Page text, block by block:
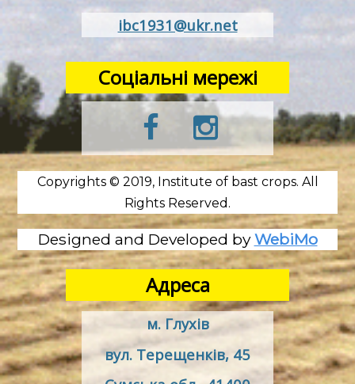
ibc1931@ukr.net
Соціальні мережі
Copyrights © 2019, Institute of bast crops. All
Rights Reserved.
Designed and Developed by WebiMo
Адреса
м. Глухів
вул. Терещенків, 45